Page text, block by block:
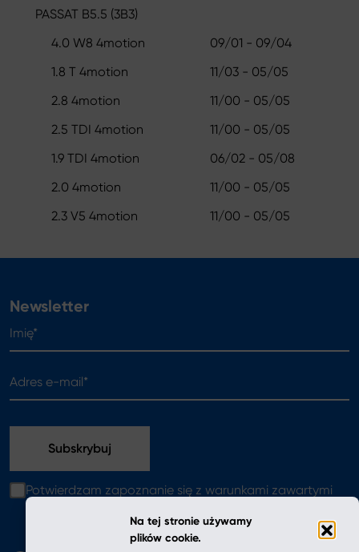
Na tej stronie używamy
plików cookie.
PASSAT B5.5 (3B3)
4.0 W8 4motion
09/01 - 09/04
1.8 T 4motion
11/03 - 05/05
2.8 4motion
11/00 - 05/05
2.5 TDI 4motion
11/00 - 05/05
1.9 TDI 4motion
06/02 - 05/08
2.0 4motion
11/00 - 05/05
2.3 V5 4motion
11/00 - 05/05
Newsletter
Potwierdzam zapoznanie się z warunkami zawartymi